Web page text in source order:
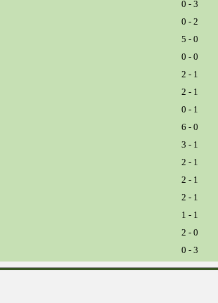
0 - 3
0 - 2
5 - 0
0 - 0
2 - 1
2 - 1
0 - 1
6 - 0
3 - 1
2 - 1
2 - 1
2 - 1
1 - 1
2 - 0
0 - 3